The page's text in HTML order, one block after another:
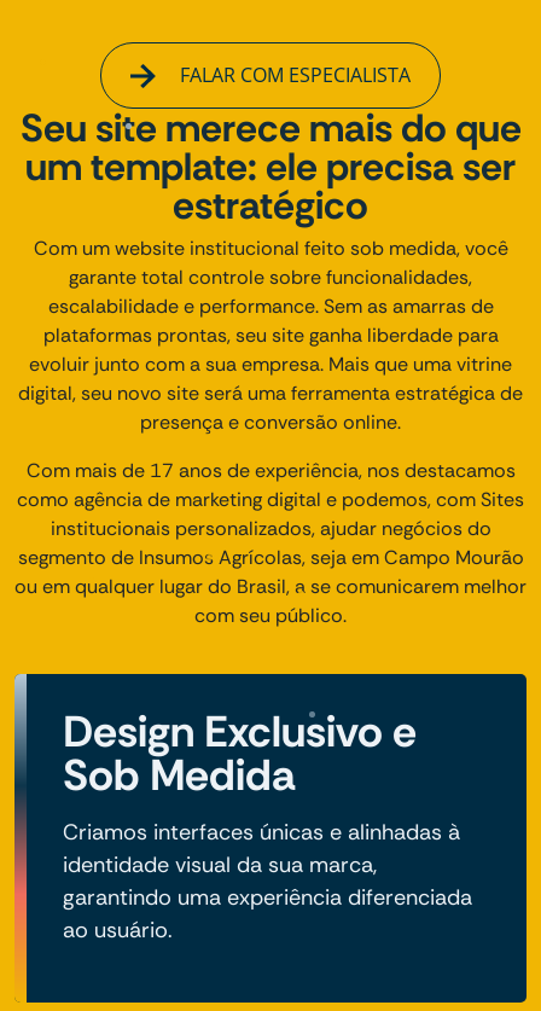
FALAR COM ESPECIALISTA
Seu site merece mais do que
um template: ele precisa ser
estratégico
Com um website institucional feito sob medida, você
garante total controle sobre funcionalidades,
escalabilidade e performance. Sem as amarras de
plataformas prontas, seu site ganha liberdade para
evoluir junto com a sua empresa. Mais que uma vitrine
digital, seu novo site será uma ferramenta estratégica de
presença e conversão online.
Com mais de 17 anos de experiência, nos destacamos
como agência de marketing digital e podemos, com Sites
institucionais personalizados, ajudar negócios do
segmento de Insumos Agrícolas, seja em Campo Mourão
ou em qualquer lugar do Brasil, a se comunicarem melhor
com seu público.
Design Exclusivo e
Sob Medida
Criamos interfaces únicas e alinhadas à
identidade visual da sua marca,
garantindo uma experiência diferenciada
ao usuário.